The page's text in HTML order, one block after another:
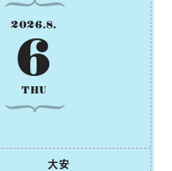
2026.8.
6
THU
⼤安